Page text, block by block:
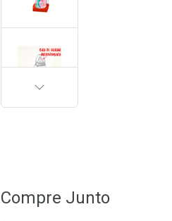
PRÓXIMA
Compre Junto